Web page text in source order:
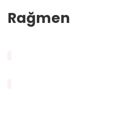
Rağmen